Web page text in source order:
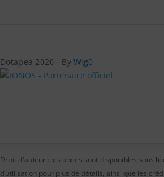
Dotapea 2020 - By Wig0
Droit d'auteur : les textes sont disponibles sous
d’utilisation pour plus de détails, ainsi que les